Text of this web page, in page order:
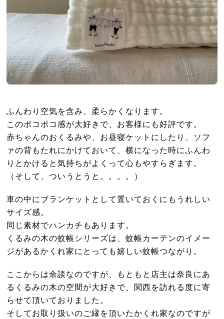
ふんわり空気を含み、柔らかくなります。
このポコポコ感が大好きで、お客様にも好評です。
赤ちゃんのおくるみや、お昼寝ケットにしたり、ソフ
ァの背もたれにかけておいて、横になった時にふんわ
りとかけると気持ちがよくって心もやすらぎます。
（そして、ついうとうと。。。。）
車の中にブランケットとして置いておくにもうれしい
サイズ感。
同じ素材でハンカチもあります。
くるみの木の蚊帳シリーズは、蚊帳カーテンのイメー
ジがあるかくれ家にとっても嬉しい蚊帳つながり。
ここからは余談なのですが、もともと店主は奈良にあ
るくるみの木の空間が大好きで、関西を訪れる度に寄
らせて頂いておりました。
そしてお取り扱いのご縁を頂いたかくれ家なのですが